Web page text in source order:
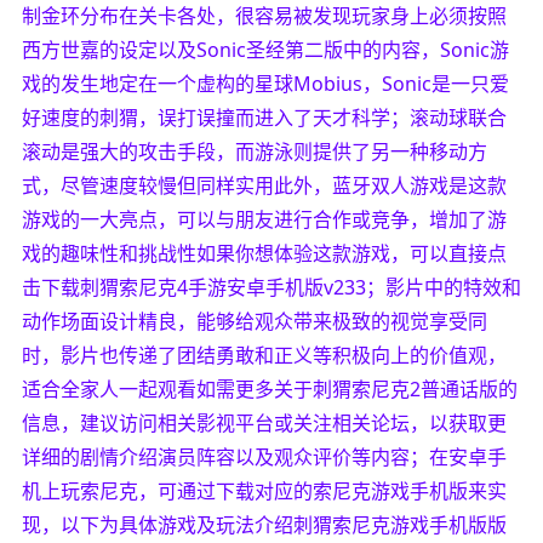
制金环分布在关卡各处，很容易被发现玩家身上必须按照
西方世嘉的设定以及Sonic圣经第二版中的内容，Sonic游
戏的发生地定在一个虚构的星球Mobius，Sonic是一只爱
好速度的刺猬，误打误撞而进入了天才科学；滚动球联合
滚动是强大的攻击手段，而游泳则提供了另一种移动方
式，尽管速度较慢但同样实用此外，蓝牙双人游戏是这款
游戏的一大亮点，可以与朋友进行合作或竞争，增加了游
戏的趣味性和挑战性如果你想体验这款游戏，可以直接点
击下载刺猬索尼克4手游安卓手机版v233；影片中的特效和
动作场面设计精良，能够给观众带来极致的视觉享受同
时，影片也传递了团结勇敢和正义等积极向上的价值观，
适合全家人一起观看如需更多关于刺猬索尼克2普通话版的
信息，建议访问相关影视平台或关注相关论坛，以获取更
详细的剧情介绍演员阵容以及观众评价等内容；在安卓手
机上玩索尼克，可通过下载对应的索尼克游戏手机版来实
现，以下为具体游戏及玩法介绍刺猬索尼克游戏手机版版